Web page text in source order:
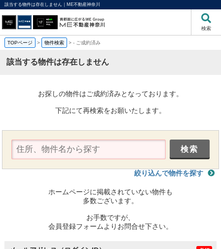
該当する物件は存在しません｜ME不動産神奈川
検索
TOPページ > 物件検索 >- ご成約済み
該当する物件は存在しません
お探しの物件はご成約済みとなっております。
下記にて再検索をお願いたします。
絞り込んで物件を探す
ホームページに掲載されていない物件も
多数ございます。
お手数ですが、
会員登録フォームよりお問合せ下さい。